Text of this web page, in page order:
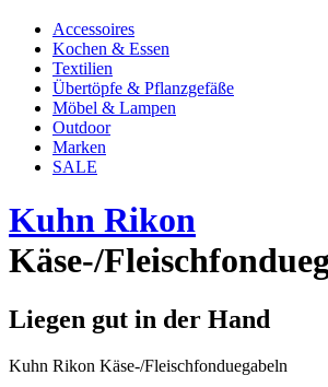
Accessoires
Kochen & Essen
Textilien
Übertöpfe & Pflanzgefäße
Möbel & Lampen
Outdoor
Marken
SALE
Kuhn Rikon
Käse-/
Liegen gut in der Hand
Kuhn Rikon Käse-/Fleischfonduegabeln